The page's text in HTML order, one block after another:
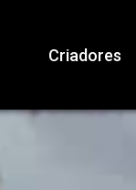
Criadores